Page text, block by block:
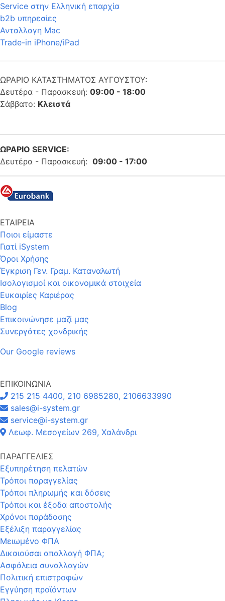
Service στην Eλληνική επαρχία
b2b υπηρεσίες
Ανταλλαγη Mac
Trade-in iPhone/iPad
ΩΡΑΡΙΟ ΚΑΤΑΣΤΗΜΑΤΟΣ ΑΥΓΟΥΣΤΟΥ:
Δευτέρα - Παρασκευή: 09:00 - 18:00
Σάββατο: Κλειστά
ΩΡΑΡΙΟ SERVICE:
Δευτέρα - Παρασκευή: 09:00 - 17:00
ΕΤΑΙΡΕΙΑ
Ποιοι είμαστε
Γιατί iSystem
Όροι Χρήσης
Έγκριση Γεν. Γραμ. Καταναλωτή
Ισολογισμοί και οικονομικά στοιχεία
Ευκαιρίες Καριέρας
Blog
Επικοινώνησε μαζί μας
Συνεργάτες χονδρικής
Our Google reviews
ΕΠΙΚΟΙΝΩΝΙΑ
215 215 4400, 210 6985280, 2106633990
sales@i-system.gr
service@i-system.gr
Λεωφ. Μεσογείων 269, Χαλάνδρι
ΠΑΡΑΓΓΕΛΙΕΣ
Εξυπηρέτηση πελατών
Τρόποι παραγγελίας
Τρόποι πληρωμής και δόσεις
Τρόποι και έξοδα αποστολής
Χρόνοι παράδοσης
Εξέλιξη παραγγελίας
Μειωμένο ΦΠΑ
Δικαιούσαι απαλλαγή ΦΠΑ;
Ασφάλεια συναλλαγών
Πολιτική επιστροφών
Εγγύηση προϊόντων